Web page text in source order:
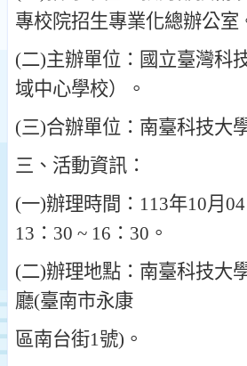
專校院招生專業化總辦公室
(二)主辦單位 ： 國立臺灣科
域中心學校）。
(三)合辦單位 ： 南臺科技大
三 、 活動資訊 ：
(一)辦理時間 ： 113年10月 04
13 ：30 ~ 16：30。
(二)辦理地點 ： 南臺科技大
廳(臺南市永康
區南台街1號) 。